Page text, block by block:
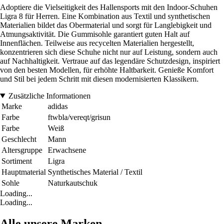
Adoptiere die Vielseitigkeit des Hallensports mit den Indoor-Schuhen
Ligra 8 für Herren. Eine Kombination aus Textil und synthetischen
Materialien bildet das Obermaterial und sorgt für Langlebigkeit und
Atmungsaktivität. Die Gummisohle garantiert guten Halt auf
Innenflächen. Teilweise aus recycelten Materialien hergestellt,
konzentrieren sich diese Schuhe nicht nur auf Leistung, sondern auch
auf Nachhaltigkeit. Vertraue auf das legendäre Schutzdesign, inspiriert
von den besten Modellen, für erhöhte Haltbarkeit. Genieße Komfort
und Stil bei jedem Schritt mit diesen modernisierten Klassikern.
Zusätzliche Informationen
Marke
adidas
Farbe
ftwbla/vereqt/grisun
Farbe
Weiß
Geschlecht
Mann
Altersgruppe
Erwachsene
Sortiment
Ligra
Hauptmaterial Synthetisches Material / Textil
Sohle
Naturkautschuk
Loading...
Loading...